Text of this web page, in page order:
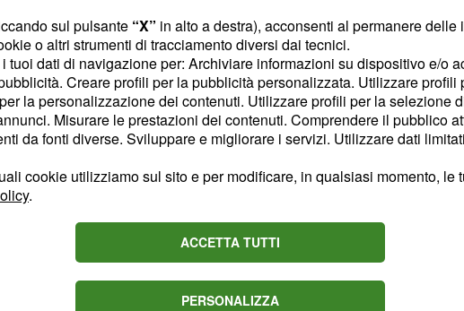
Il radoppio 2' dopo,
Ruiz, stavolta dalla
che appena dentro il
che si insacca a fil di
sul pulsante “X” in alto a destra), acconsenti al permanere
o altri strumenti di tracciamento diversi dai tecnici.
tuoi dati di navigazione per: Archiviare informazioni su dispositivo e/o
Creare profili per la pubblicità personalizzata. Utilizzare
la personalizzazione dei contenuti. Utilizzare profili per la selezione
Misurare le prestazioni dei contenuti. Comprendere il pubblico
da fonti diverse. Sviluppare e migliorare i servizi. Utilizzare dati
cookie utilizziamo sul sito e per modificare, in qualsiasi momento, le
.
ACCETTA TUTTI
PERSONALIZZA